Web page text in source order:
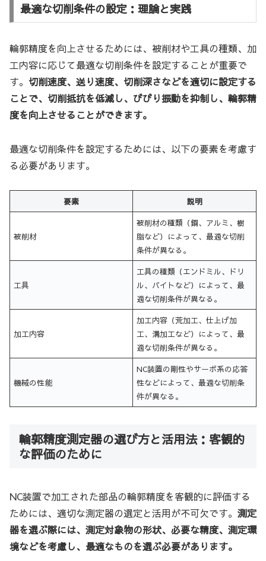
最適な切削条件の設定：理論と実践
輪郭精度を向上させるためには、被削材や工具の種類、加
工内容に応じて最適な切削条件を設定することが重要で
す。 切削速度、送り速度、切削深さなどを適切に設定する
ことで、切削抵抗を低減し、びびり振動を抑制し、輪郭精
度を向上させることができます。
最適な切削条件を設定するためには、以下の要素を考慮す
る必要があります。
要素 説明
被削材
被削材の種類（鋼、アルミ、樹
脂など）によって、最適な切削
条件が異なる。
工具
工具の種類（エンドミル、ドリ
ル、バイトなど）によって、最
適な切削条件が異なる。
加工内容
加工内容（荒加工、仕上げ加
工、溝加工など）によって、最
適な切削条件が異なる。
機械の性能
NC装置の剛性やサーボ系の応答
性などによって、最適な切削条
件が異なる。
輪郭精度測定器の選び方と活用法：客観的
な評価のために
NC装置で加工された部品の輪郭精度を客観的に評価する
ためには、適切な測定器の選定と活用が不可欠です。 測定
器を選ぶ際には、測定対象物の形状、必要な精度、測定環
境などを考慮し、最適なものを選ぶ必要があります。